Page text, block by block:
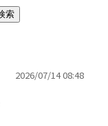
2026/07/14 08:48